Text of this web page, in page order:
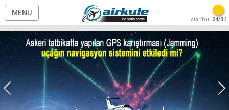
MENÜ
İstanbul 24/31